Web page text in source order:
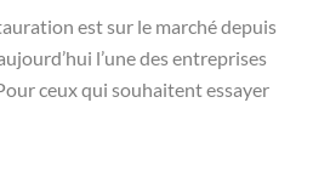
est sur le marché depuis
l’une des entreprises
ceux qui souhaitent essayer